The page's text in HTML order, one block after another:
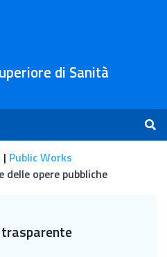
di Sanità
Public Works
opere pubbliche
trasparente